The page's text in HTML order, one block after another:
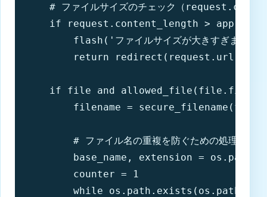
# ファイルサイズのチェック（
if request.content_length >
flash('ファイルサイズが大きすぎます。
        return redirect(request.url)
if file and
filename =
        # ファイル名の重複を防ぐための処理
base_name, extension =
        counter = 1
while